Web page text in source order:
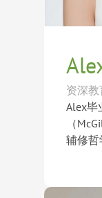
伯克
加州
储大
资深
Alex毕
（
辅修哲
学（
丰富
在长
规划（